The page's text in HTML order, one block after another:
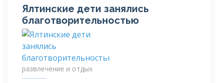
Ялтинские дети занялись
благотворительностью
развлечение и отдых